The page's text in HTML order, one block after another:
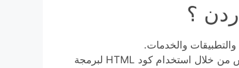
؟
والتطبيقات والخدمات.
خبراء تصميم الويب مسؤولون عن إنشاء تجارب رقمية لعامة الناس من خلال استخدام كود HTML لبرمجة